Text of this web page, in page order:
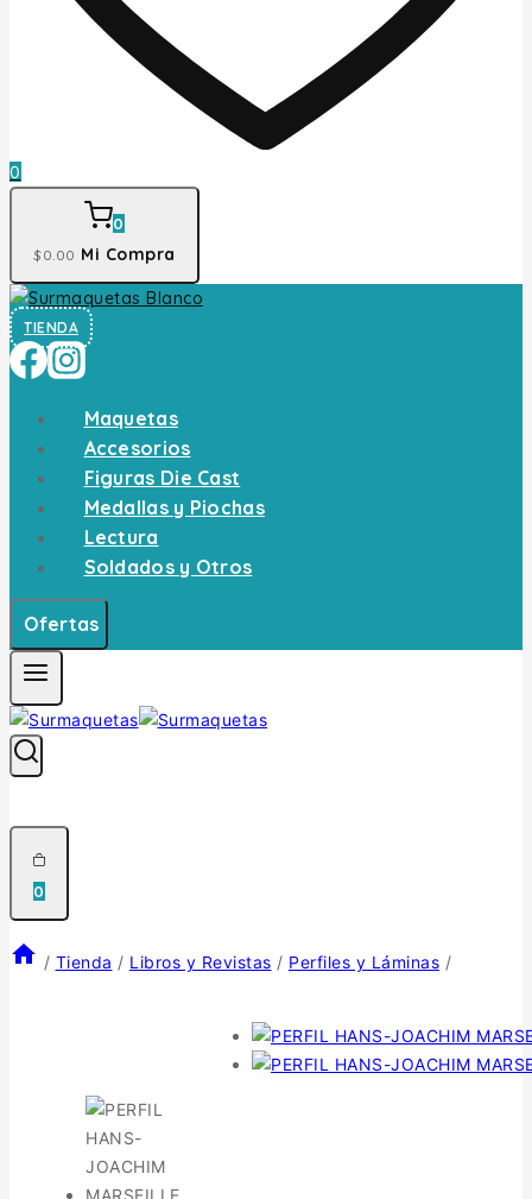
0
0
$0 .00 Mi Compra
TIENDA
Maquetas
Accesorios
Figuras Die Cast
Medallas y Piochas
Lectura
Soldados y Otros
Ofertas
0
/ Tienda / Libros y Revistas / Perfiles y Láminas /